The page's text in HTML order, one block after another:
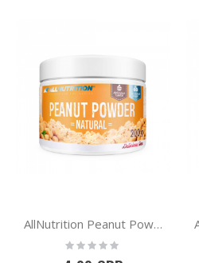
AllNutrition Peanut Powder 200g
Rating:
0%